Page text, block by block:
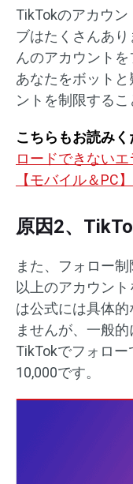
TikTokのアカウ
ブはたくさんあ
んのアカウント
あなたをボット
ントを制限するこ
こちらもお読み
ロードできない
【モバイル＆PC】
原因2、
また、フォロー
以上のアカウン
は公式には具体
ませんが、一般
TikTokでフォロ
10,000です。